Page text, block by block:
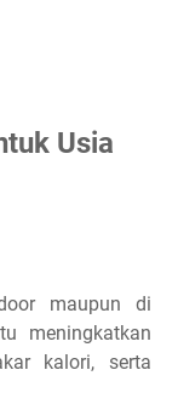
Usia
maupun di
meningkatkan
kalori, serta